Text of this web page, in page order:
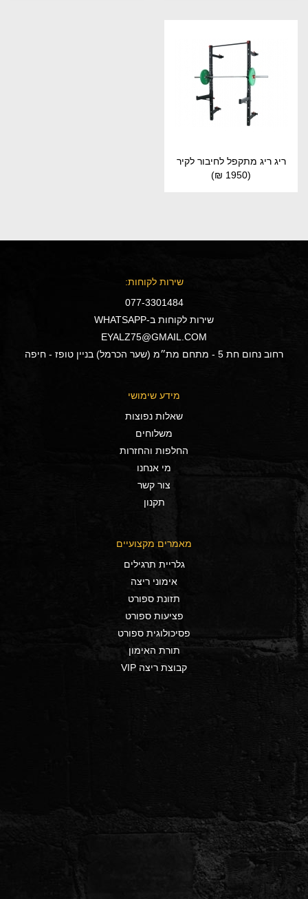
ריג ריג מתקפל לחיבור לקיר
(1950 ₪)
שירות לקוחות:
077-3301484
שירות לקוחות ב-WHATSAPP
EYALZ75@GMAIL.COM
רחוב נחום חת 5 - מתחם מת״מ (שער הכרמל) בניין טופז - חיפה
מידע שימושי
שאלות נפוצות
משלוחים
החלפות והחזרות
מי אנחנו
צור קשר
תקנון
מאמרים מקצועיים
גלריית תרגילים
אימוני ריצה
תזונת ספורט
פציעות ספורט
פסיכולוגית ספורט
תורת האימון
קבוצת ריצה VIP